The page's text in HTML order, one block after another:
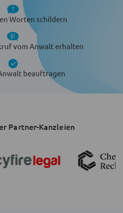
Worten schildern
vom Anwalt erhalten
beauftragen
Partner-Kanzleien